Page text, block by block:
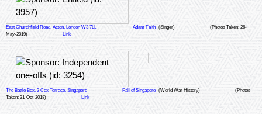
East Churchfield Road, Acton, London W3 7LL Adam Faith (Singer)
(Photos Taken: 26-
May-2019)
Link
The Battle Box, 2 Cox Terrace, Singapore Fall of Singapore (World War History)
(Photos
Taken: 31-Oct-2018)
Link